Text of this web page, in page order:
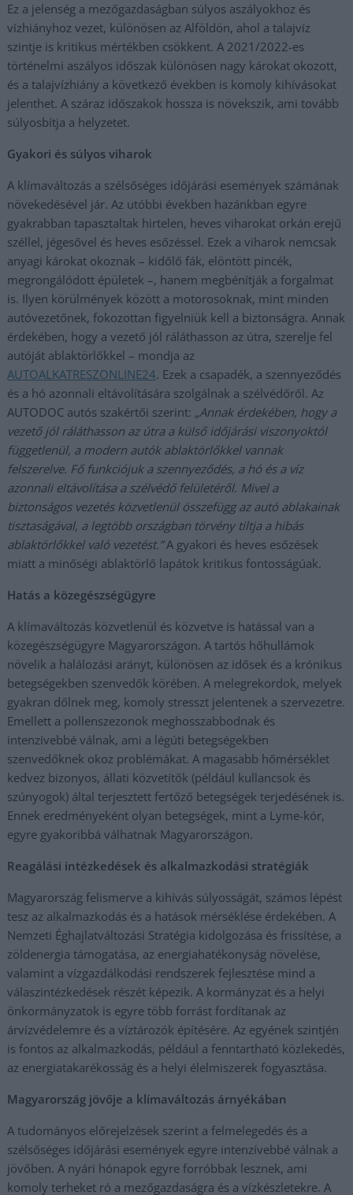
Ez a jelenség a mezőgazdaságban súlyos aszályokhoz és
vízhiányhoz vezet, különösen az Alföldön, ahol a talajvíz
szintje is kritikus mértékben csökkent. A 2021/2022-es
történelmi aszályos időszak különösen nagy károkat okozott,
és a talajvízhiány a következő években is komoly kihívásokat
jelenthet. A száraz időszakok hossza is növekszik, ami tovább
súlyosbítja a helyzetet.
Gyakori és súlyos viharok
A klímaváltozás a szélsőséges időjárási események számának
növekedésével jár. Az utóbbi években hazánkban egyre
gyakrabban tapasztaltak hirtelen, heves viharokat orkán erejű
széllel, jégesővel és heves esőzéssel. Ezek a viharok nemcsak
anyagi károkat okoznak – kidőlő fák, elöntött pincék,
megrongálódott épületek –, hanem megbénítják a forgalmat
is. Ilyen körülmények között a motorosoknak, mint minden
autóvezetőnek, fokozottan figyelniük kell a biztonságra. Annak
érdekében, hogy a vezető jól ráláthasson az útra, szerelje fel
autóját ablaktörlőkkel – mondja az
AUTOALKATRESZONLINE24. Ezek a csapadék, a szennyeződés
és a hó azonnali eltávolítására szolgálnak a szélvédőről. Az
AUTODOC autós szakértői szerint: „Annak érdekében, hogy a
vezető jól ráláthasson az útra a külső időjárási viszonyoktól
függetlenül, a modern autók ablaktörlőkkel vannak
felszerelve. Fő funkciójuk a szennyeződés, a hó és a víz
azonnali eltávolítása a szélvédő felületéről. Mivel a
biztonságos vezetés közvetlenül összefügg az autó ablakainak
tisztaságával, a legtöbb országban törvény tiltja a hibás
ablaktörlőkkel való vezetést.”A gyakori és heves esőzések
miatt a minőségi ablaktörlő lapátok kritikus fontosságúak.
Hatás a közegészségügyre
A klímaváltozás közvetlenül és közvetve is hatással van a
közegészségügyre Magyarországon. A tartós hőhullámok
növelik a halálozási arányt, különösen az idősek és a krónikus
betegségekben szenvedők körében. A melegrekordok, melyek
gyakran dőlnek meg, komoly stresszt jelentenek a szervezetre.
Emellett a pollenszezonok meghosszabbodnak és
intenzívebbé válnak, ami a légúti betegségekben
szenvedőknek okoz problémákat. A magasabb hőmérséklet
kedvez bizonyos, állati közvetítők (például kullancsok és
szúnyogok) által terjesztett fertőző betegségek terjedésének is.
Ennek eredményeként olyan betegségek, mint a Lyme-kór,
egyre gyakoribbá válhatnak Magyarországon.
Reagálási intézkedések és alkalmazkodási stratégiák
Magyarország felismerve a kihívás súlyosságát, számos lépést
tesz az alkalmazkodás és a hatások mérséklése érdekében. A
Nemzeti Éghajlatváltozási Stratégia kidolgozása és frissítése, a
zöldenergia támogatása, az energiahatékonyság növelése,
valamint a vízgazdálkodási rendszerek fejlesztése mind a
válaszintézkedések részét képezik. A kormányzat és a helyi
önkormányzatok is egyre több forrást fordítanak az
árvízvédelemre és a víztározók építésére. Az egyének szintjén
is fontos az alkalmazkodás, például a fenntartható közlekedés,
az energiatakarékosság és a helyi élelmiszerek fogyasztása.
Magyarország jövője a klímaváltozás árnyékában
A tudományos előrejelzések szerint a felmelegedés és a
szélsőséges időjárási események egyre intenzívebbé válnak a
jövőben. A nyári hónapok egyre forróbbak lesznek, ami
komoly terheket ró a mezőgazdaságra és a vízkészletekre. A